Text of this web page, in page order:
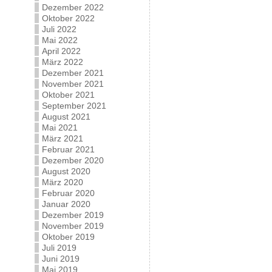
Dezember 2022
Oktober 2022
Juli 2022
Mai 2022
April 2022
März 2022
Dezember 2021
November 2021
Oktober 2021
September 2021
August 2021
Mai 2021
März 2021
Februar 2021
Dezember 2020
August 2020
März 2020
Februar 2020
Januar 2020
Dezember 2019
November 2019
Oktober 2019
Juli 2019
Juni 2019
Mai 2019